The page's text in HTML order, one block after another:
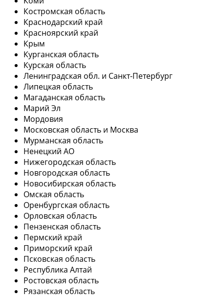
Костромская область
Краснодарский край
Красноярский край
Крым
Курганская область
Курская область
Ленинградская обл. и Санкт-Петербург
Липецкая область
Магаданская область
Марий Эл
Мордовия
Московская область и Москва
Мурманская область
Ненецкий АО
Нижегородская область
Новгородская область
Новосибирская область
Омская область
Оренбургская область
Орловская область
Пензенская область
Пермский край
Приморский край
Псковская область
Республика Алтай
Ростовская область
Рязанская область